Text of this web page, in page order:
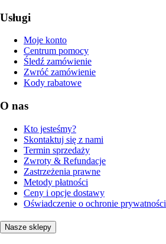
Usługi
Moje konto
Centrum pomocy
Śledź zamówienie
Zwróć zamówienie
Kody rabatowe
O nas
Kto jesteśmy?
Skontaktuj się z nami
Termin sprzedaży
Zwroty & Refundacje
Zastrzeżenia prawne
Metody płatności
Ceny i opcje dostawy
Oświadczenie o ochronie prywatności
Nasze sklepy